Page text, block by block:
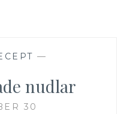
—
nudlar
30